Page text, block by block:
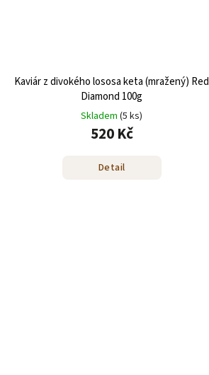
Kaviár z divokého lososa keta (mražený) Red
Diamond 100g
Skladem(5 ks)
520 Kč
Detail